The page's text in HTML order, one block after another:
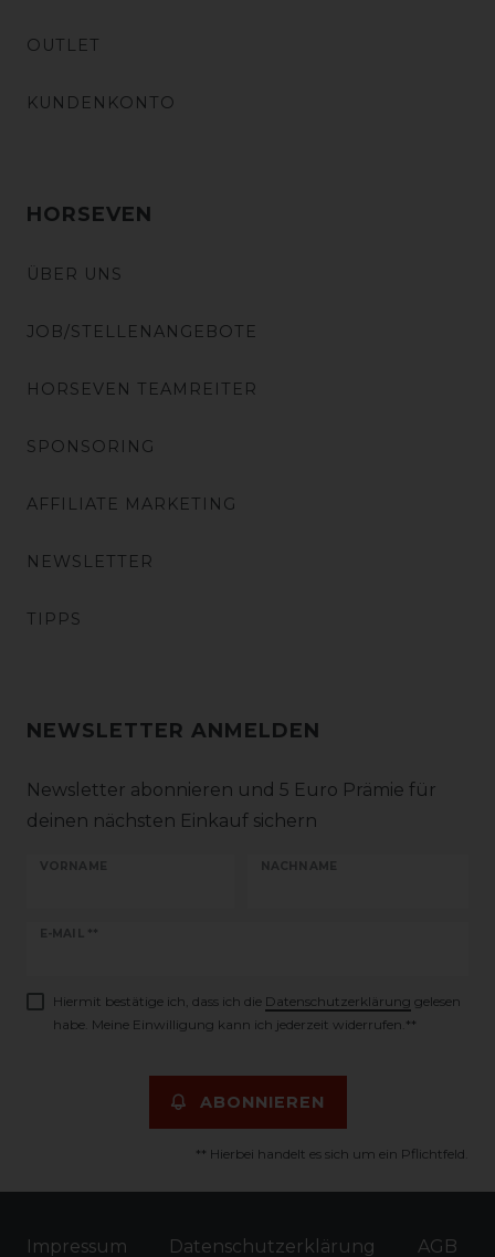
OUTLET
KUNDENKONTO
HORSEVEN
ÜBER UNS
JOB/STELLENANGEBOTE
HORSEVEN TEAMREITER
SPONSORING
AFFILIATE MARKETING
NEWSLETTER
TIPPS
NEWSLETTER ANMELDEN
Newsletter abonnieren und 5 Euro Prämie für
deinen nächsten Einkauf sichern
VORNAME NACHNAME
E-MAIL **
Newsletter
Hiermit bestätige ich, dass ich die Daten­schutz­erklärung gelesen
habe. Meine Einwilligung kann ich jederzeit widerrufen.**
ABONNIEREN
** Hierbei handelt es sich um ein Pflichtfeld.
Impressum Daten­schutz­erklärung AGB